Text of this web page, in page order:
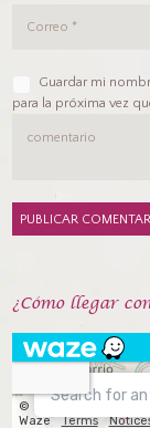
Guardar mi
para la próxima vez
¿Cómo llegar